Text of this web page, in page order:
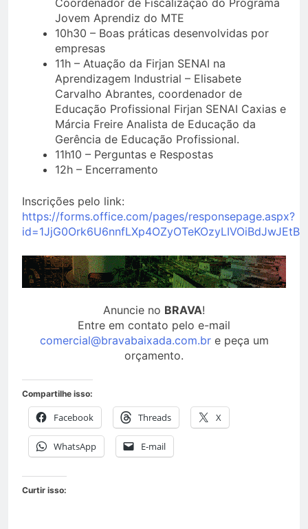
Jovem Aprendiz do MTE
10h30 – Boas práticas desenvolvidas por
empresas
11h – Atuação da Firjan SENAI na
Aprendizagem Industrial – Elisabete
Carvalho Abrantes, coordenador de
Educação Profissional Firjan SENAI Caxias e
Márcia Freire Analista de Educação da
Gerência de Educação Profissional.
11h10 – Perguntas e Respostas
12h – Encerramento
Inscrições pelo link:
https://forms.office.com/pages/responsepage.aspx?
Anuncie no BRAVA!
Entre em contato pelo e-mail
comercial@bravabaixada.com.bre peça um
orçamento.
Compartilhe isso:
Facebook Threads X
WhatsApp E-mail
Curtir isso: